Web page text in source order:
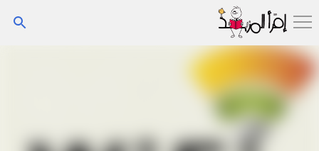
التخطي إلى المحتوى الرئيسي